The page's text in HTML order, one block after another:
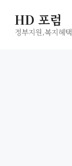
HD 포럼
정부지원,복지헤택